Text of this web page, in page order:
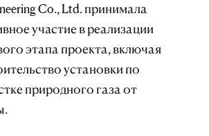
Co., Ltd. принимала
участие в реализации
этапа проекта, включая
установки по
природного газа от